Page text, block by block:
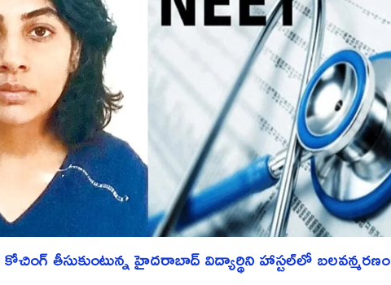
తీసుకుంటున్న హైదరాబాద్ విద్యార్థిని హాస్టల్‌లో బలవన్మరణం